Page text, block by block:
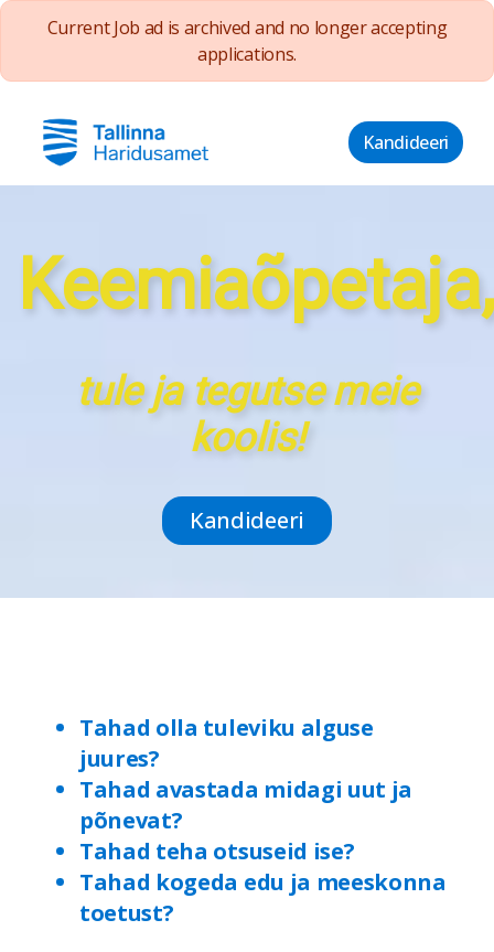
Current Job ad is archived and no longer accepting
applications.
Kandideeri
Keemiaõpetaja,
tule ja tegutse meie
koolis!
Kandideeri
Tahad olla tuleviku alguse
juures?
Tahad avastada midagi uut ja
põnevat?
Tahad teha otsuseid ise?
Tahad kogeda edu ja meeskonna
toetust?